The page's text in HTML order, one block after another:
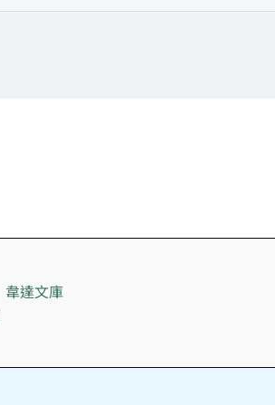
韋達文庫